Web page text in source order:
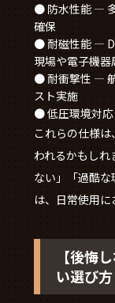
● 防水性能 —
確保
● 耐磁性能 —
現場や電子機
● 耐衝撃性 —
スト実施
● 低圧環境対
これらの仕様
われるかもしれ
ない」「過酷
は、日常使用に
【後悔
い選び方